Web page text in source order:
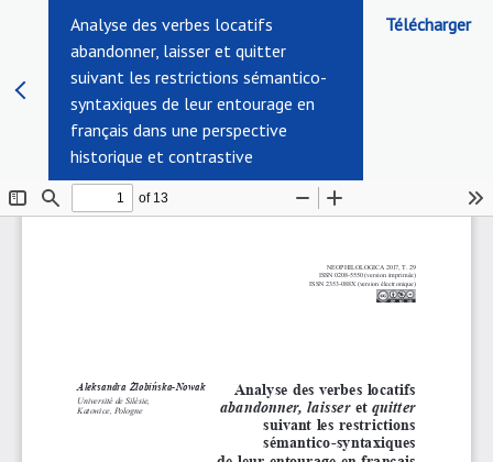
Analyse des verbes locatifs
abandonner, laisser et quitter
suivant les restrictions sémantico-
syntaxiques de leur entourage en
français dans une perspective
historique et contrastive
Télécharger